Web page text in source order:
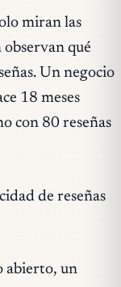
miran las
qué
Un negocio
18 meses
con 80 reseñas
de reseñas
abierto, un